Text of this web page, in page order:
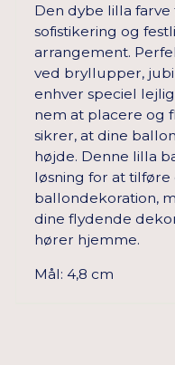
Den dybe lilla
sofistikering og
arrangement.
ved bryllupper,
enhver speciel
nem at placere og
sikrer, at dine
højde. Denne lilla
løsning for at
ballondekoration,
dine flydende
hører hjemme.
Mål: 4,8 cm